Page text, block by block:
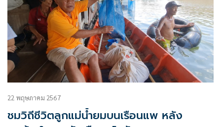
22 พฤษภาคม 2567
ชมวิถีชีวิตลูกแม่น้ำยมบนเรือนแพ หลัง